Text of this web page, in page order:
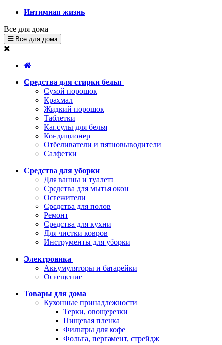
Интимная жизнь
Все для дома
Все для дома
Средства для стирки белья
Сухой порошок
Крахмал
Жидкий порошок
Таблетки
Капсулы для белья
Кондиционер
Отбеливатели и пятновыводители
Салфетки
Средства для уборки
Для ванны и туалета
Средства для мытья окон
Освежители
Средства для полов
Ремонт
Средства для кухни
Для чистки ковров
Инструменты для уборки
Электроника
Аккумуляторы и батарейки
Освещение
Товары для дома
Кухонные принадлежности
Терки, овощерезки
Пищевая пленка
Фильтры для кофе
Фольга, пергамент, стрейдж